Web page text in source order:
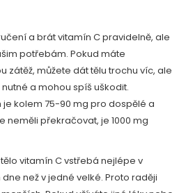
a brát vitamín C pravidelně, ale
potřebám. Pokud máte
zátěž, můžete dát tělu trochu víc, ale
a mohou spíš uškodit.
kolem 75-90 mg pro dospělé a
neměli překračovat, je 1000 mg
vitamín C vstřebá nejlépe v
než v jedné velké. Proto raději